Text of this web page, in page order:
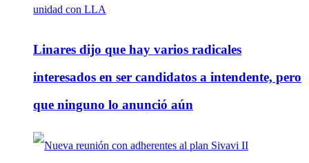
Linares dijo que hay varios radicales
interesados en ser candidatos a intendente, pero
que ninguno lo anunció aún